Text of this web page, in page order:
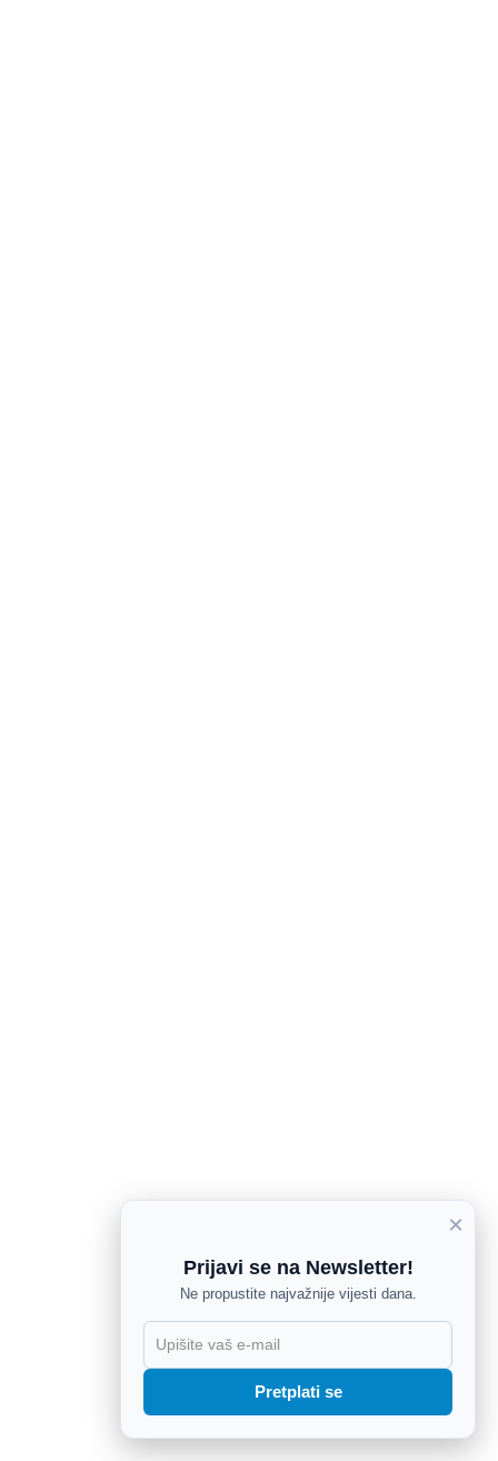
×
Prijavi se na Newsletter!
Ne propustite najvažnije vijesti dana.
Pretplati se